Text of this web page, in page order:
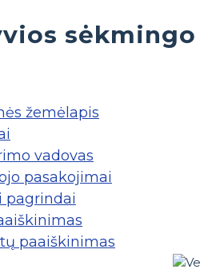
žemėlapis
vadovas
pasakojimai
pagrindai
paaiškinimas